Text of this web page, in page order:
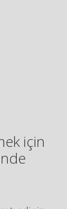
için